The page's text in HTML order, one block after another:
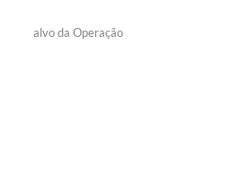
alvo da Operação